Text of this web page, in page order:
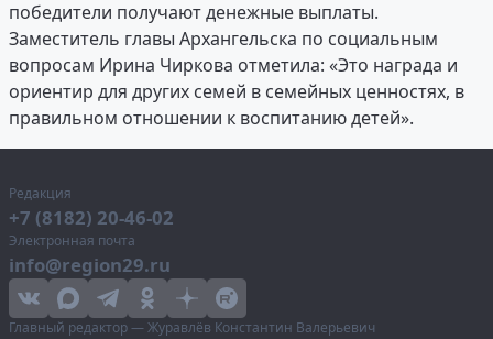
победители получают денежные выплаты.
Заместитель главы Архангельска по социальным
вопросам Ирина Чиркова отметила: «Это награда и
ориентир для других семей в семейных ценностях, в
правильном отношении к воспитанию детей».
Редакция
+7 (8182) 20-46-02
Электронная почта
info@region29.ru
Главный редактор — Журавлёв Константин Валерьевич